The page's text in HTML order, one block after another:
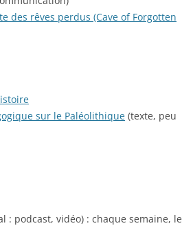
des rêves perdus (Cave of Forgotten
sur le Paléolithique (texte, peu
: podcast, vidéo) : chaque semaine, le